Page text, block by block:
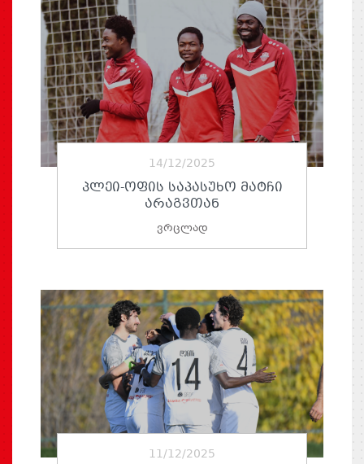
14/12/2025
ᲞᲚᲔᲘ-ᲝᲤᲘᲡ ᲡᲐᲞᲐᲡᲣᲮᲝ ᲛᲐᲢᲩᲘ
ᲐᲠᲐᲒᲕᲗᲐᲜ
ვრცლად
11/12/2025